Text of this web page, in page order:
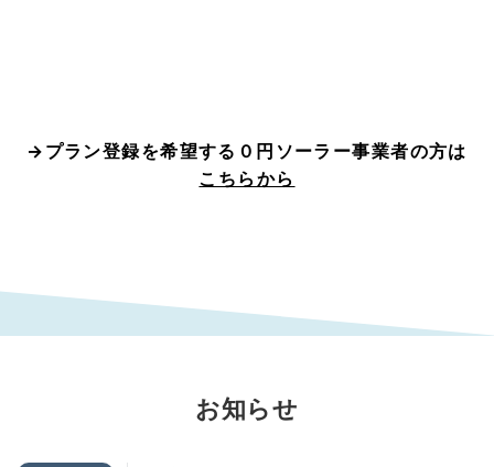
→プラン登録を希望する０円ソーラー事業者の方は
こちらから
お知らせ